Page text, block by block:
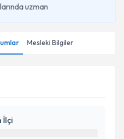
uzman
Mesleki Bilgiler
İlçi